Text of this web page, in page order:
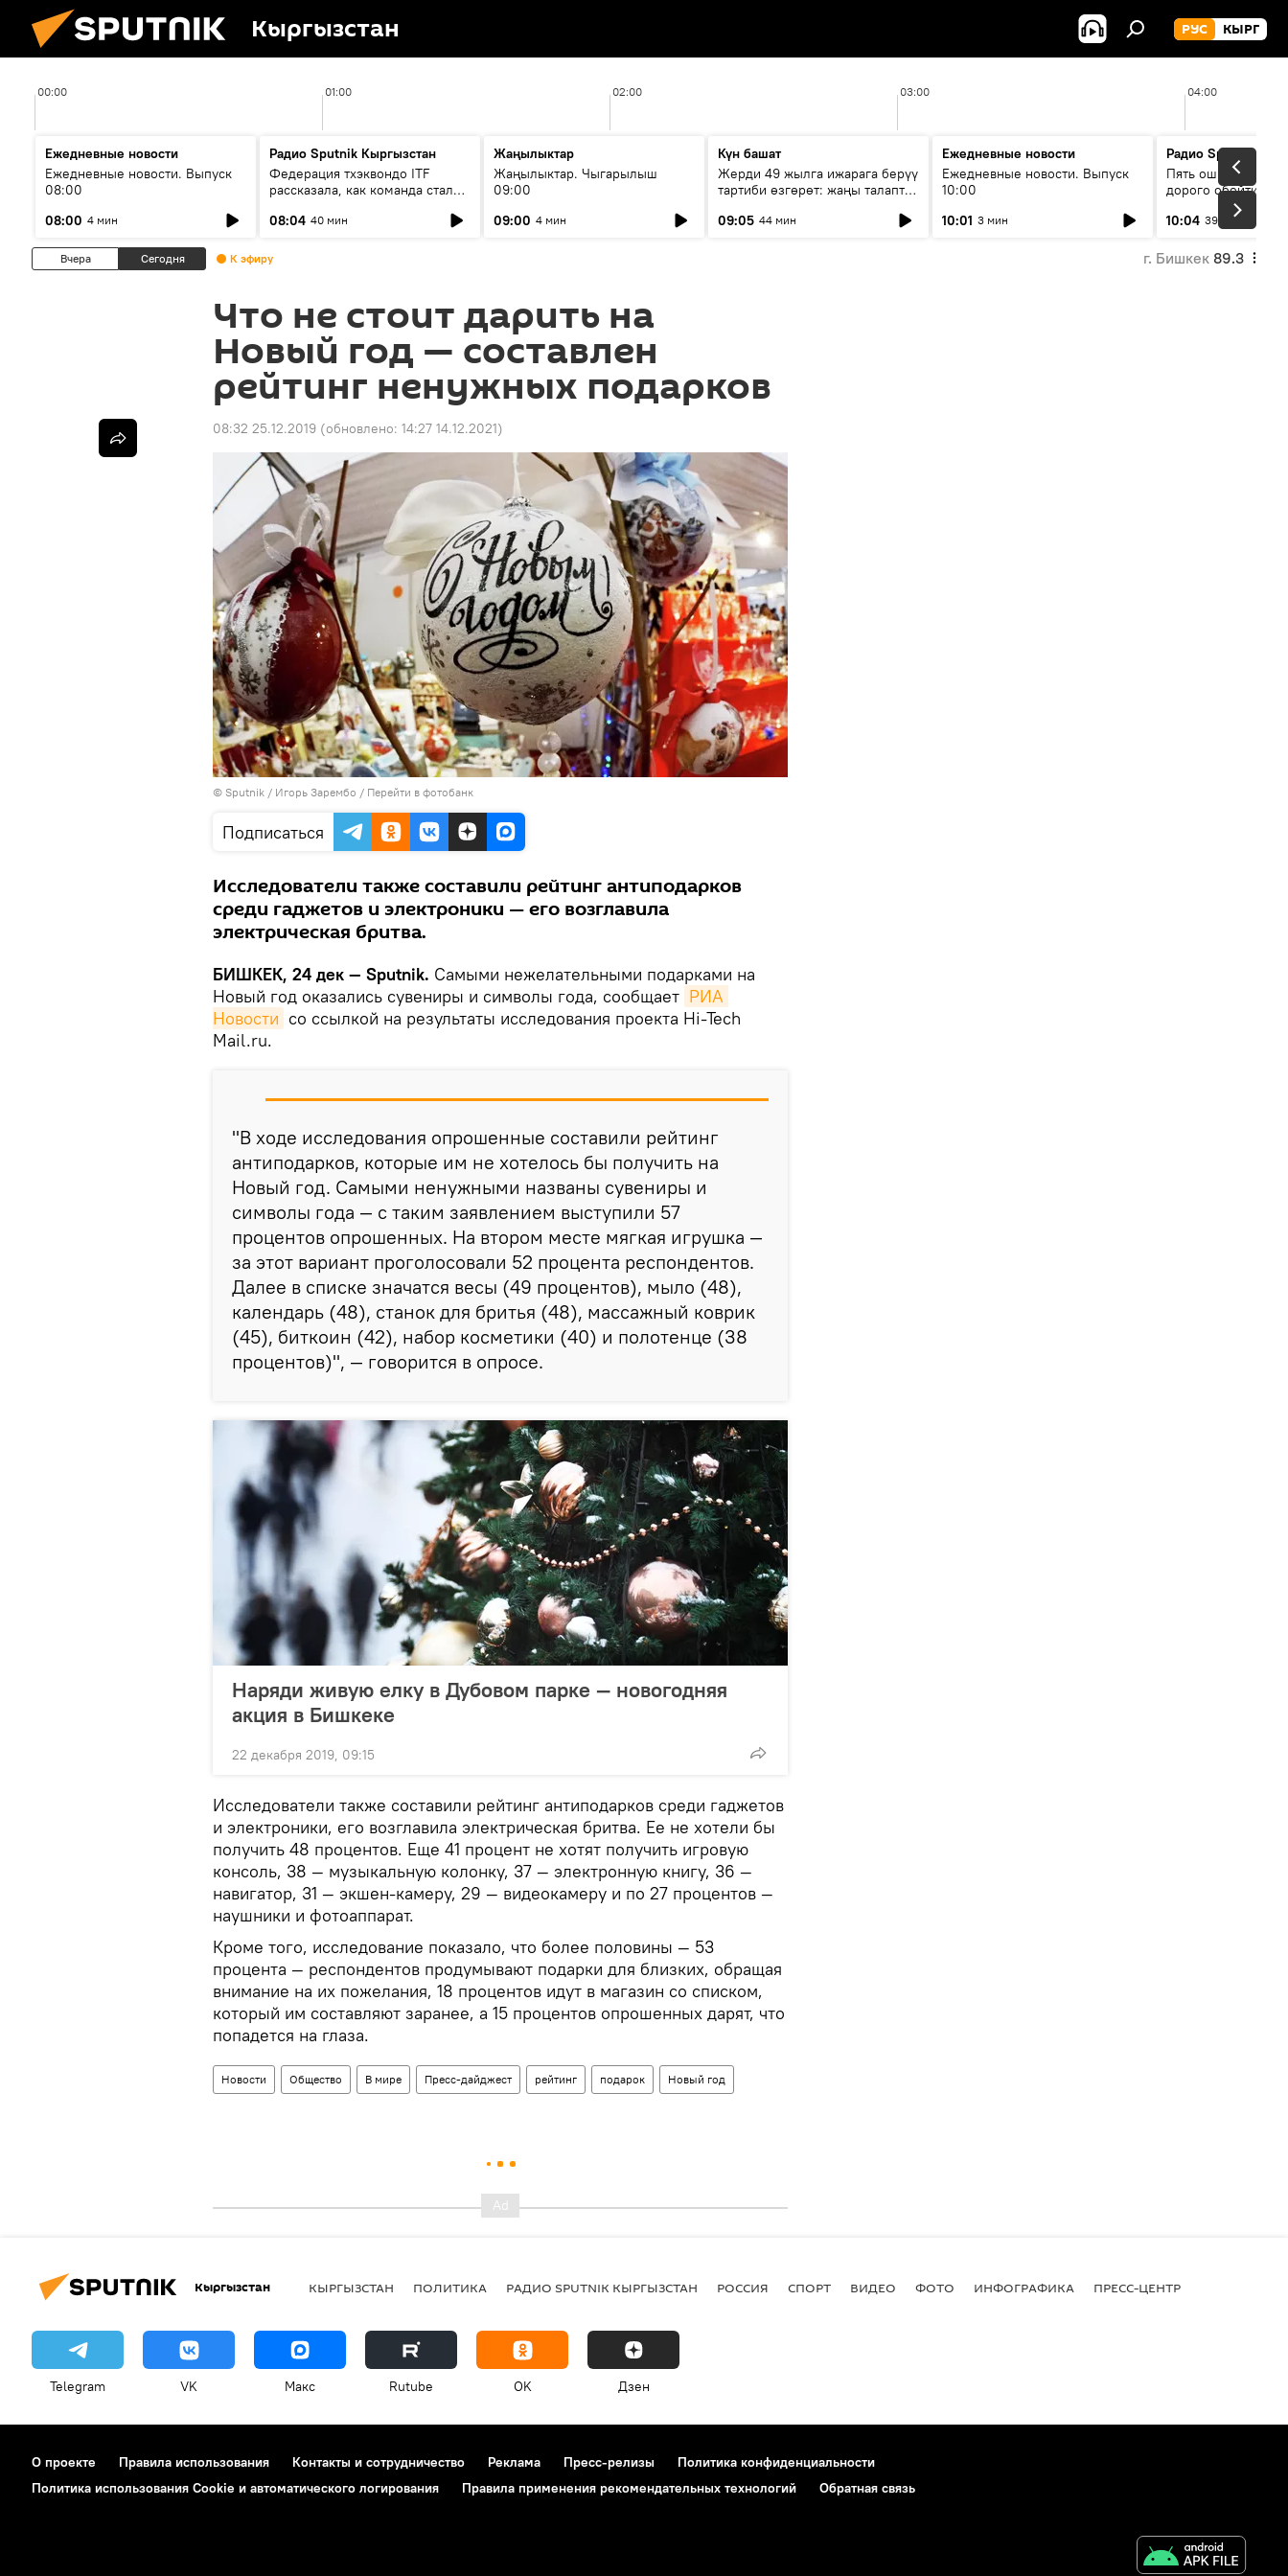
Кыргызстан РУС КЫРГ
00:00 01:00 02:00 03:00 04:00
Ежедневные новости
Ежедневные новости. Выпуск
08:00
08:00 4 мин
Радио Sputnik Кыргызстан
Федерация тхэквондо ITF
рассказала, как команда стала
08:04 40 мин
Жаңылыктар
Жаңылыктар. Чыгарылыш
09:00
09:00 4 мин
Күн башат
Жерди 49 жылга ижарага берүү
тартиби өзгөрөт: жаңы талаптар
09:05 44 мин
Ежедневные новости
Ежедневные новости. Выпуск
10:00
10:01 3 мин
Радио Sputnik
Пять ошибок
дорого обойтись
10:04 39 мин
Вчера Сегодня К эфиру г. Бишкек 89.3
Что не стоит дарить на
Новый год — составлен
рейтинг ненужных подарков
08:32 25.12.2019 (обновлено: 14:27 14.12.2021)
© Sputnik / Игорь Зарембо / Перейти в фотобанк
Подписаться
Исследователи также составили рейтинг антиподарков
среди гаджетов и электроники — его возглавила
электрическая бритва.
БИШКЕК, 24 дек — Sputnik. Самыми нежелательными подарками на
Новый год оказались сувениры и символы года, сообщает РИА
Новости со ссылкой на результаты исследования проекта Hi-Tech
Mail.ru.
"В ходе исследования опрошенные составили рейтинг
антиподарков, которые им не хотелось бы получить на
Новый год. Самыми ненужными названы сувениры и
символы года — с таким заявлением выступили 57
процентов опрошенных. На втором месте мягкая игрушка —
за этот вариант проголосовали 52 процента респондентов.
Далее в списке значатся весы (49 процентов), мыло (48),
календарь (48), станок для бритья (48), массажный коврик
(45), биткоин (42), набор косметики (40) и полотенце (38
процентов)", — говорится в опросе.
Наряди живую елку в Дубовом парке — новогодняя
акция в Бишкеке
22 декабря 2019, 09:15
Исследователи также составили рейтинг антиподарков среди гаджетов
и электроники, его возглавила электрическая бритва. Ее не хотели бы
получить 48 процентов. Еще 41 процент не хотят получить игровую
консоль, 38 — музыкальную колонку, 37 — электронную книгу, 36 —
навигатор, 31 — экшен-камеру, 29 — видеокамеру и по 27 процентов —
наушники и фотоаппарат.
Кроме того, исследование показало, что более половины — 53
процента — респондентов продумывают подарки для близких, обращая
внимание на их пожелания, 18 процентов идут в магазин со списком,
который им составляют заранее, а 15 процентов опрошенных дарят, что
попадется на глаза.
Новости Общество В мире Пресс-дайджест рейтинг подарок Новый год
Кыргызстан КЫРГЫЗСТАН ПОЛИТИКА РАДИО SPUTNIK КЫРГЫЗСТАН РОССИЯ СПОРТ ВИДЕО ФОТО ИНФОГРАФИКА ПРЕСС-ЦЕНТР
Telegram VK Макс Rutube OK Дзен
О проекте Правила использования Контакты и сотрудничество Реклама Пресс-релизы
Политика конфиденциальности
Политика использования Cookie и автоматического логирования
Правила применения рекомендательных технологий Обратная связь